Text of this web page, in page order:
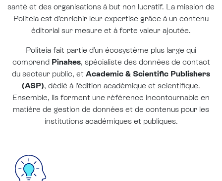
santé et des organisations à but non lucratif. La mission de
Politeia est d’enrichir leur expertise grâce à un contenu
éditorial sur mesure et à forte valeur ajoutée.
Politeia fait partie d’un écosystème plus large qui
comprend Pinakes, spécialiste des données de contact
du secteur public, et Academic & Scientific Publishers
(ASP), dédié à l’édition académique et scientifique.
Ensemble, ils forment une référence incontournable en
matière de gestion de données et de contenus pour les
institutions académiques et publiques.